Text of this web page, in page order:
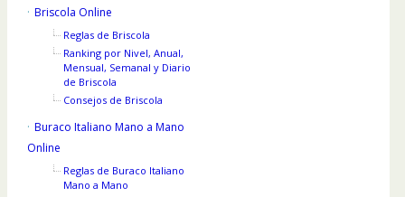
Briscola Online
Reglas de Briscola
Ranking por Nivel, Anual,
Mensual, Semanal y Diario
de Briscola
Consejos de Briscola
Buraco Italiano Mano a Mano
Online
Reglas de Buraco Italiano
Mano a Mano